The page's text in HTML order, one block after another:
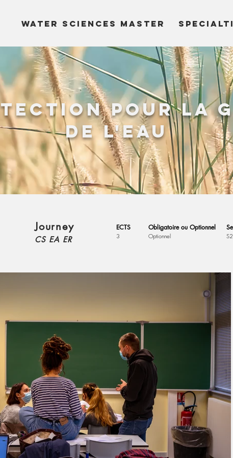
WATER SCIENCES MASTER
pour la
de l'eau
Journey
CS EA ER
ECTS
3
Obligatoire ou Optionnel
Optionnel